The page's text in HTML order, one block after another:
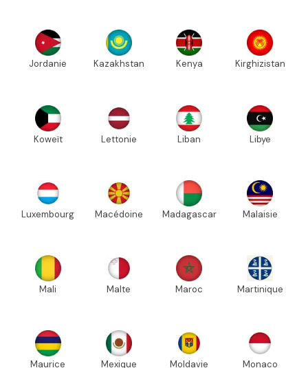
Jordanie Kazakhstan Kenya Kirghizistan
Koweït Lettonie Liban Libye
Luxembourg Macédoine Madagascar Malaisie
Mali Malte Maroc Martinique
Maurice Mexique Moldavie Monaco